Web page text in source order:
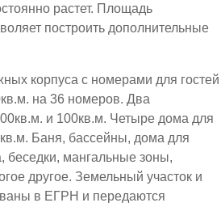
растет. Площадь
построить дополнительные
корпуса с номерами для гостей
на 36 номеров. Два
и 100кв.м. Четыре дома для
Баня, бассейны, дома для
беседки, мангальные зоны,
другое. Земельный участок и
в ЕГРН и передаются